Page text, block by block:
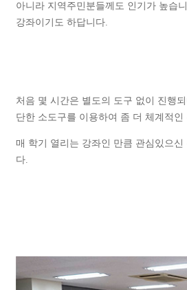
아니라 지역주민분들께도 인기가 높습
강좌이기도 하답니다.
처음 몇 시간은 별도의 도구 없이 진행
단한 소도구를 이용하여 좀 더 체계적인
매 학기 열리는 강좌인 만큼 관심있으신
다.